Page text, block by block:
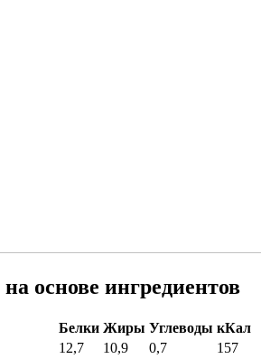
основе ингредиентов
Белки Жиры Углеводы кКал
12,7 10,9 0,7
157